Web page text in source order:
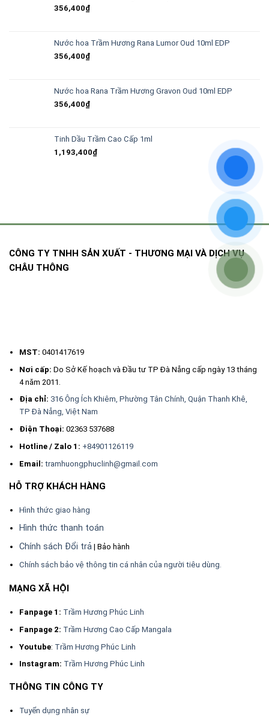
356,400₫
Nước hoa Trầm Hương Rana Lumor Oud 10ml EDP
356,400₫
Nước hoa Rana Trầm Hương Gravon Oud 10ml EDP
356,400₫
Tinh Dầu Trầm Cao Cấp 1ml
1,193,400₫
CÔNG TY TNHH SẢN XUẤT - THƯƠNG MẠI VÀ DỊCH VỤ
CHÂU THÔNG
MST: 0401417619
Nơi cấp:Do Sở Kế hoạch và Đầu tư TP Đà Nẵng cấp ngày 13 tháng
4 năm 2011.
Địa chỉ: 316 Ông Ích Khiêm, Phường Tân Chính, Quận Thanh Khê,
TP Đà Nẵng, Việt Nam
Điện Thoại:02363 537688
Hotline / Zalo 1: +84901126119
Email: tramhuongphuclinh@gmail.com
HỖ TRỢ KHÁCH HÀNG
Hình thức giao hàng
Hình thức thanh toán
Chính sách Đổi trả | Bảo hành
Chính sách bảo vệ thông tin cá nhân của người tiêu dùng.
MẠNG XÃ HỘI
Fanpage 1: Trầm Hương Phúc Linh
Fanpage 2: Trầm Hương Cao Cấp Mangala
Youtube: Trầm Hương Phúc Linh
Instagram: Trầm Hương Phúc Linh
THÔNG TIN CÔNG TY
Tuyển dụng nhân sự